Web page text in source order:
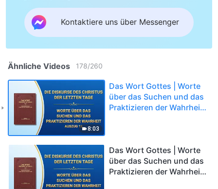
Kontaktiere uns über Messenger
Ähnliche Videos 178/260
8:03
Das Wort Gottes | Worte
über das Suchen und das
Praktizieren der Wahrheit
Das Wort Gottes | Worte
über das Suchen und das
Praktizieren der Wahrheit